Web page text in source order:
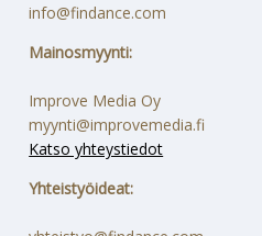
info@findance.com
Mainosmyynti:
Improve Media Oy
myynti@improvemedia.fi
Katso yhteystiedot
Yhteistyöideat: